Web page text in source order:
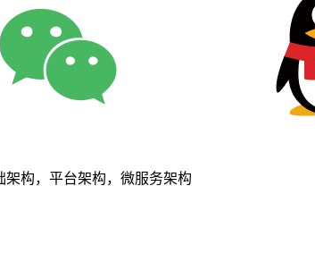
架构，平台架构，微服务架构